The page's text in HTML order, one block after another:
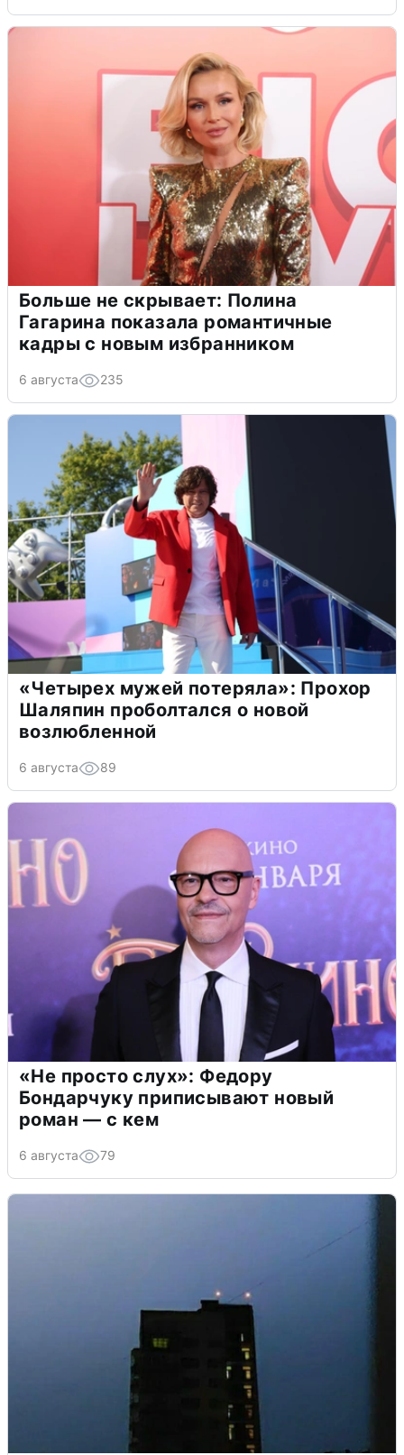
Больше не скрывает: Полина
Гагарина показала романтичные
кадры с новым избранником
6 августа 235
«Четырех мужей потеряла»: Прохор
Шаляпин проболтался о новой
возлюбленной
6 августа 89
«Не просто слух»: Федору
Бондарчуку приписывают новый
роман — с кем
6 августа 79